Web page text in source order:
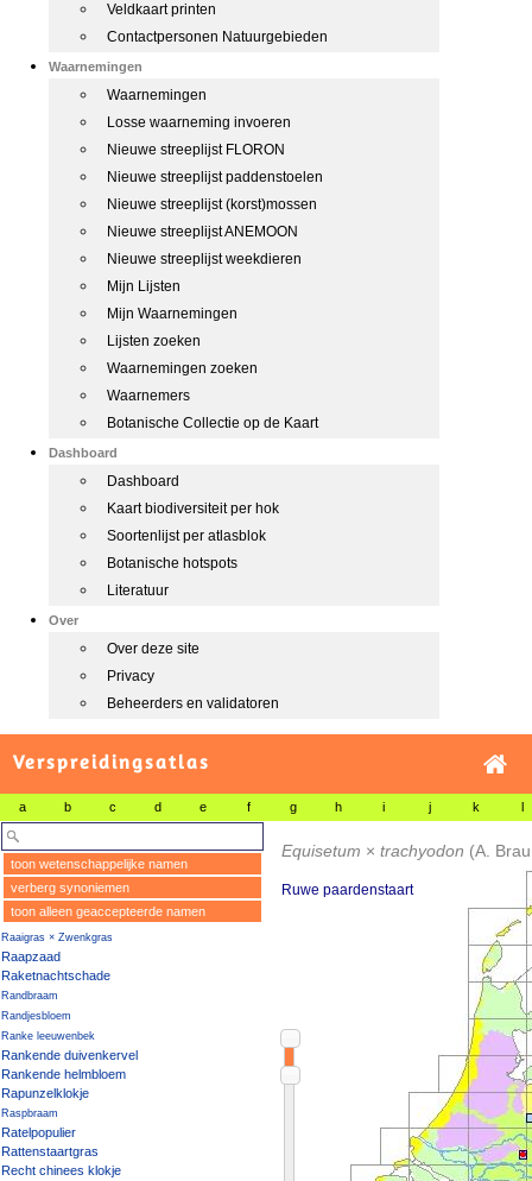
Veldkaart printen
Contactpersonen Natuurgebieden
Waarnemingen
Waarnemingen
Losse waarneming invoeren
Nieuwe streeplijst FLORON
Nieuwe streeplijst paddenstoelen
Nieuwe streeplijst (korst)mossen
Nieuwe streeplijst ANEMOON
Nieuwe streeplijst weekdieren
Mijn Lijsten
Mijn Waarnemingen
Lijsten zoeken
Waarnemingen zoeken
Waarnemers
Botanische Collectie op de Kaart
Dashboard
Dashboard
Kaart biodiversiteit per hok
Soortenlijst per atlasblok
Botanische hotspots
Literatuur
Over
Over deze site
Privacy
Beheerders en validatoren
Verspreidingsatlas
a b c d e f g h i j k l
toon wetenschappelijke namen
verberg synoniemen
toon alleen geaccepteerde namen
Raaigras × Zwenkgras
Raapzaad
Raketnachtschade
Randbraam
Randjesbloem
Ranke leeuwenbek
Rankende duivenkervel
Rankende helmbloem
Rapunzelklokje
Raspbraam
Ratelpopulier
Rattenstaartgras
Recht chinees klokje
Equisetum × trachyodon (A.
Ruwe paardenstaart